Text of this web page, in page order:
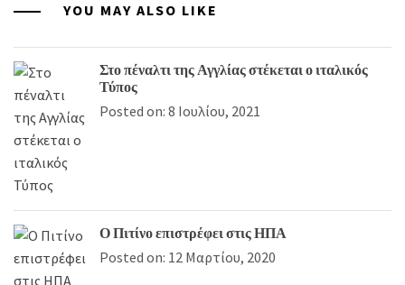
YOU MAY ALSO LIKE
Στο πέναλτι της Αγγλίας στέκεται ο ιταλικός
Τύπος
Posted on: 8 Ιουλίου, 2021
Ο Πιτίνο επιστρέφει στις ΗΠΑ
Posted on: 12 Μαρτίου, 2020